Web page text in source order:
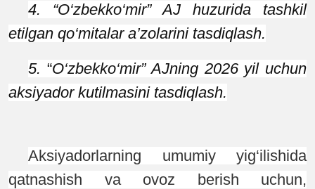
4. “O‘zbekko‘mir” AJ huzurida tashkil
etilgan qo‘mitalar a’zolarini tasdiqlash.
5.“O‘zbekko‘mir” AJning 2026 yil uchun
aksiyador kutilmasini tasdiqlash.
Aksiyadorlarning umumiy yig‘ilishida
qatnashish va ovoz berish uchun,